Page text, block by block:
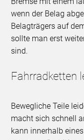
wenn der Belag
Belagträgers auf
sollte man erst
sind.
Fahrradketten
Bewegliche Teile
macht sich schnell
kann innerhalb